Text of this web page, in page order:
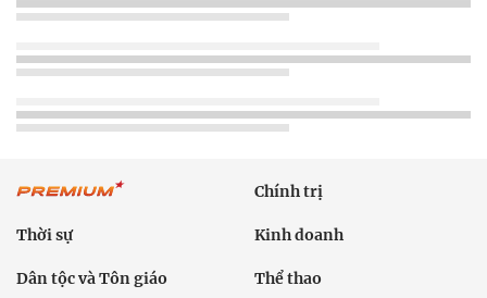
Chính trị
Thời sự Kinh doanh
Dân tộc và Tôn giáo Thể thao